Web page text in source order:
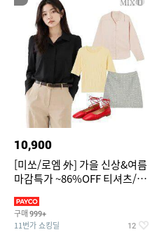
10,900
[미쏘/로엠 外] 가을 신상&여름
마감특가 ~86%OFF 티셔츠/슬
구매 999+
11번가 쇼킹딜 12